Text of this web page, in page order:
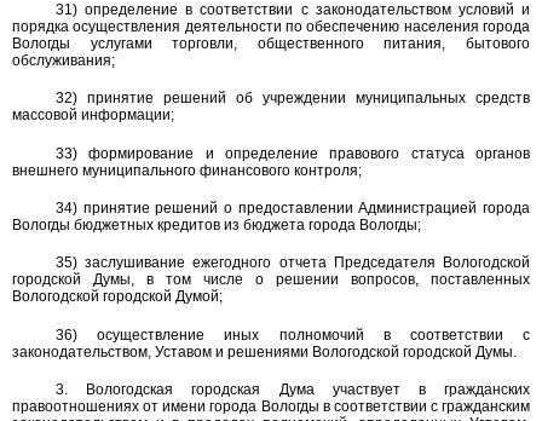
31) определение в соответствии с законодательством условий и
порядка осуществления деятельности по обеспечению населения города
Вологды услугами торговли, общественного питания, бытового
обслуживания;
32) принятие решений об учреждении муниципальных средств
массовой информации;
33) формирование и определение правового статуса органов
внешнего муниципального финансового контроля;
34) принятие решений о предоставлении Администрацией города
Вологды бюджетных кредитов из бюджета города Вологды;
35) заслушивание ежегодного отчета Председателя Вологодской
городской Думы, в том числе о решении вопросов, поставленных
Вологодской городской Думой;
36) осуществление иных полномочий в соответствии с
законодательством, Уставом и решениями Вологодской городской Думы.
3. Вологодская городская Дума участвует в гражданских
правоотношениях от имени города Вологды в соответствии с гражданским